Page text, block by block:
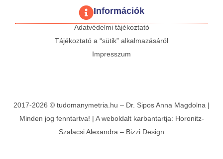
Információk
Adatvédelmi tájékoztató
Tájékoztató a “sütik” alkalmazásáról
Impresszum
2017-2026 © tudomanymetria.hu – Dr. Sipos Anna Magdolna |
Minden jog fenntartva! | A weboldalt karbantartja: Horonitz-
Szalacsi Alexandra – Bizzi Design